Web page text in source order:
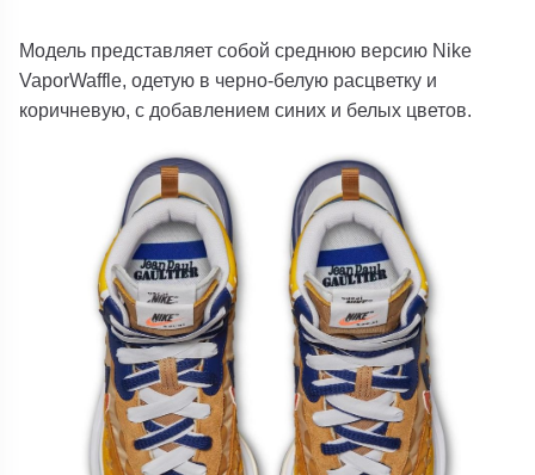
Модель представляет собой среднюю версию Nike
VaporWaffle, одетую в черно-белую расцветку и
коричневую, с добавлением синих и белых цветов.